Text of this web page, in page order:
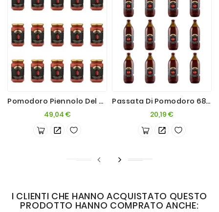
Pomodoro Piennolo Del Vesuvio DOP 360g Confezione Da 15 Barattoli
49,04 €Prezzo
Passata Di Pomodoro 680g 12 Bottiglie
20,19 €Prezzo
I CLIENTI CHE HANNO ACQUISTATO QUESTO
PRODOTTO HANNO COMPRATO ANCHE: